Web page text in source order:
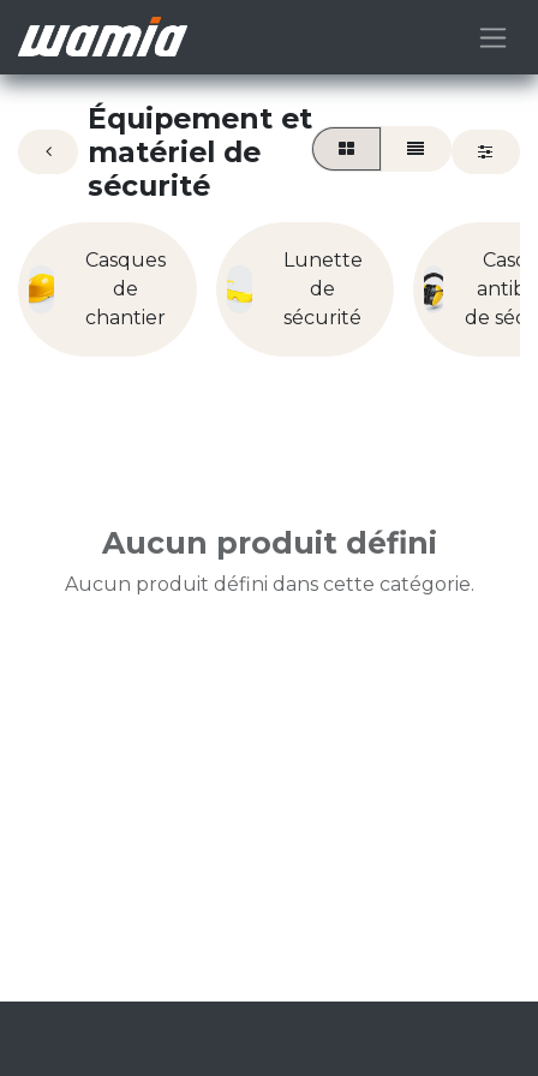
Équipement et
matériel de
sécurité
Casques
de
chantier
Lunette
de
sécurité
de
Aucun produit défini
Aucun produit défini dans cette catégorie.